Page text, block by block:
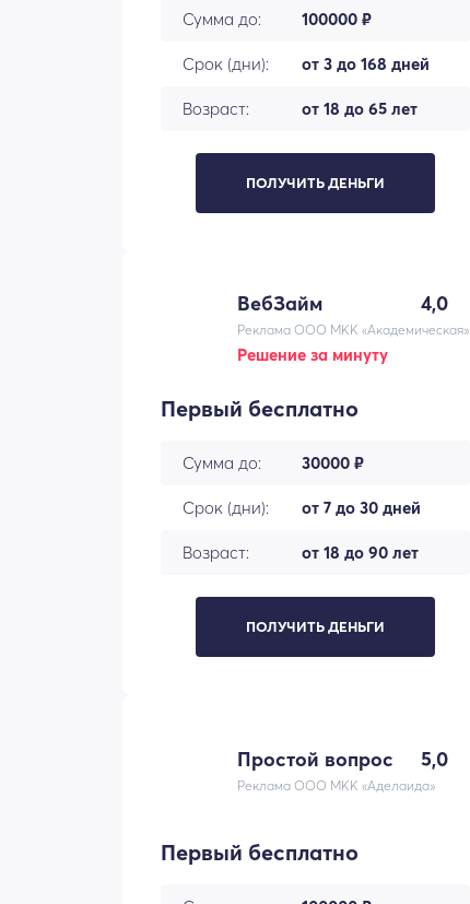
Сумма до: 100000 ₽
Срок (дни): от 3 до 168 дней
Возраст: от 18 до 65 лет
ПОЛУЧИТЬ ДЕНЬГИ
ВебЗайм 4,0
Реклама ООО МКК «Академическая»
Решение за минуту
Первый бесплатно
Сумма до: 30000 ₽
Срок (дни): от 7 до 30 дней
Возраст: от 18 до 90 лет
ПОЛУЧИТЬ ДЕНЬГИ
Простой вопрос 5,0
Реклама ООО МКК «Аделаида»
Первый бесплатно